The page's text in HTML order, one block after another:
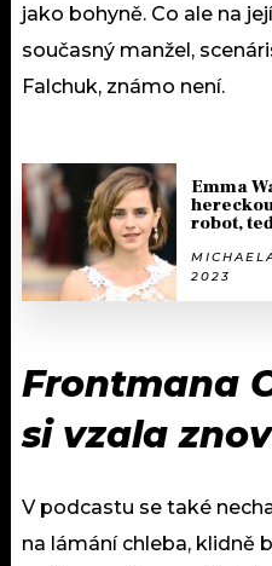
jako bohyně. Co ale na
současný manžel,
Falchuk, známo není.
Emma
robot,
2023
Frontmana
si vzala
V podcastu se také
na lámání chleba, klidně